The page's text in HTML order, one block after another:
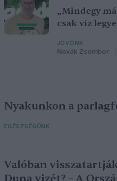
„Mindegy
csak víz
JÖVŐNK
Novák Zsombor
Nyakunkon a
EGÉSZSÉGÜNK
Valóban